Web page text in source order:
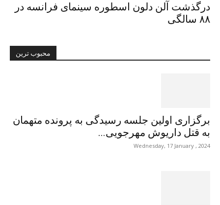
درگذشت آلن دلون اسطورە سینمای فرانسه در
۸۸ سالگی
محبوب ترین
برگزاری اولین جلسه رسیدگی به پرونده متهمان
به قتل داریوش مهرجویی...
Wednesday, 17 January , 2024